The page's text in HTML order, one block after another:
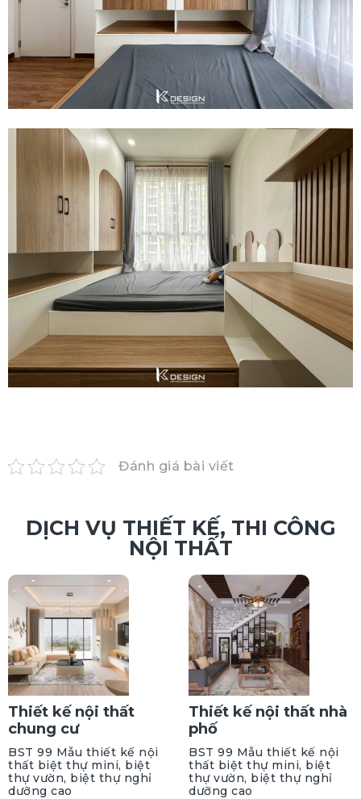
Đánh giá bài viết
DỊCH VỤ THIẾT KẾ, THI CÔNG
NỘI THẤT
Thiết kế nội thất
chung cư
BST 99 Mẫu thiết kế nội
thất biệt thự mini, biệt
thự vườn, biệt thự nghỉ
dưỡng cao
Thiết kế nội thất nhà
phố
BST 99 Mẫu thiết kế nội
thất biệt thự mini, biệt
thự vườn, biệt thự nghỉ
dưỡng cao